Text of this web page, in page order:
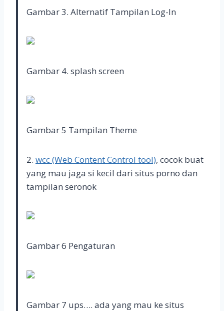
Gambar 3. Alternatif Tampilan Log-In
Gambar 4. splash screen
Gambar 5 Tampilan Theme
2. wcc (Web Content Control tool), cocok buat
yang mau jaga si kecil dari situs porno dan
tampilan seronok
Gambar 6 Pengaturan
Gambar 7 ups…. ada yang mau ke situs